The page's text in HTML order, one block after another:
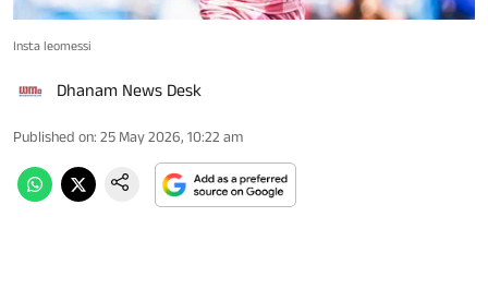
Insta leomessi
Dhanam News Desk
Published on: 25 May 2026, 10:22 am